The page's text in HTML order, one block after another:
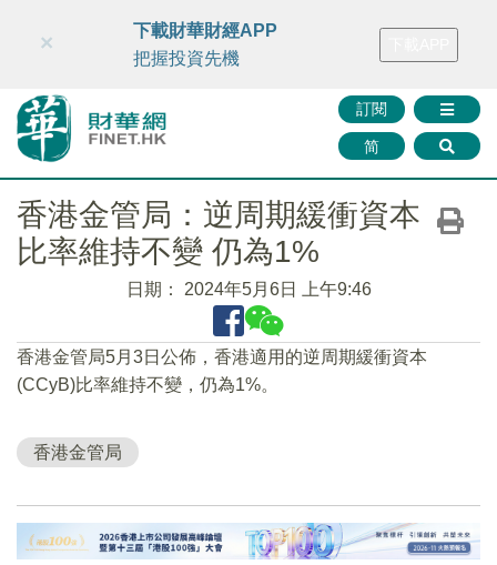
財華智庫網 FINTV FINMETA 財華證券 媒體矩陣
訂閱
简
×
下載財華財經APP
把握投資先機
香港金管局：逆周期緩衝資本
比率維持不變 仍為1%
日期： 2024年5月6日 上午9:46
香港金管局5月3日公佈，香港適用的逆周期緩衝資本
(CCyB)比率維持不變，仍為1%。
香港金管局